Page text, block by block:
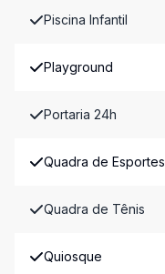
Piscina Infantil
Playground
Portaria 24h
Quadra de Esportes
Quadra de Tênis
Quiosque